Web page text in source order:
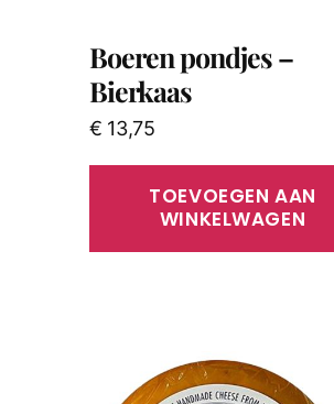
Boeren pondjes –
Bierkaas
€ 13,75
TOEVOEGEN AAN
WINKELWAGEN